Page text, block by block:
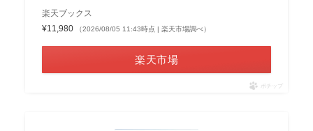
楽天ブックス
¥11,980
（2026/08/05 11:43時点 | 楽天市場調べ）
楽天市場
ポチップ